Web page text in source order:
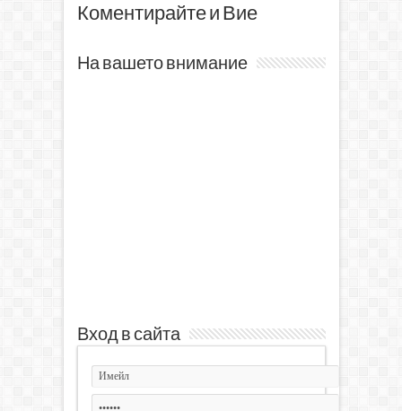
Коментирайте и Вие
На вашето внимание
Вход в сайта